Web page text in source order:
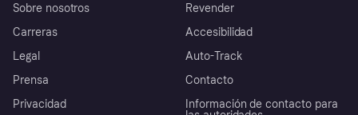
Sobre nosotros
Carreras
Legal
Prensa
Privacidad
Revender
Accesibilidad
Auto-Track
Contacto
Información de contacto para